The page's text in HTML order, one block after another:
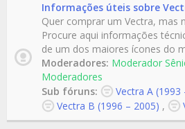
Informações úteis sobre
Quer comprar um Vectra, mas
Procure aqui informações
de um dos maiores ícones do
Moderadores: Moderador
Moderadores
Sub fóruns:
Vectra A (1993
Vectra B (1996 – 2005) ,